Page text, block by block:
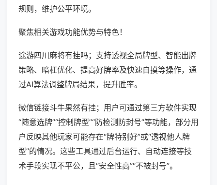
规则，维护公平环境。
聚焦相关游戏功能优势与特色！
途游四川麻将有挂吗；支持透视全局牌型、智能出牌
策略、暗杠优化、提高好牌率及快速自摸等操作，通
过AI算法调整牌局结果，提升胜率。
微信链接斗牛果然有挂；用户可通过第三方软件实现
“随意选牌”“控制牌型”“防检测防封号”等功能，部分用
户反映其他玩家可能存在“牌特别好”或“透视他人牌
型”的情况。这些工具通过后台运行、自动连接等技
术手段实现不平公，且“安全性高”“不被封号”。